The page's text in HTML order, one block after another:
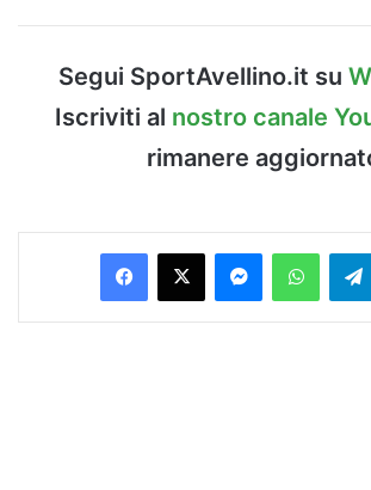
Segui SportAvellino.it su
Iscriviti al nostro canale
rimanere
Facebook
X Messenger